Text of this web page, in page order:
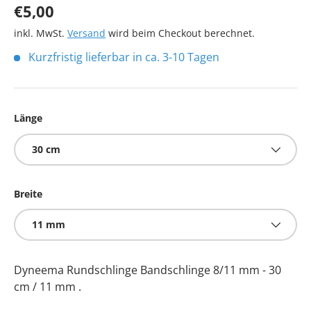
€5,00
inkl. MwSt. Versand wird beim Checkout berechnet.
Kurzfristig lieferbar in ca. 3-10 Tagen
Länge
30 cm
Breite
11 mm
Dyneema Rundschlinge Bandschlinge 8/11 mm - 30
cm / 11 mm .